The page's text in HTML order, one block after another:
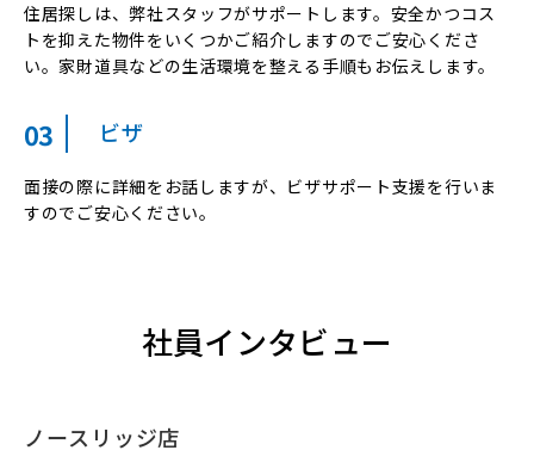
住居探しは、弊社スタッフがサポートします。安全かつコス
トを抑えた物件をいくつかご紹介しますのでご安心くださ
い。家財道具などの生活環境を整える手順もお伝えします。
03 ビザ
面接の際に詳細をお話しますが、ビザサポート支援を行いま
すのでご安心ください。
社員インタビュー
ノースリッジ店